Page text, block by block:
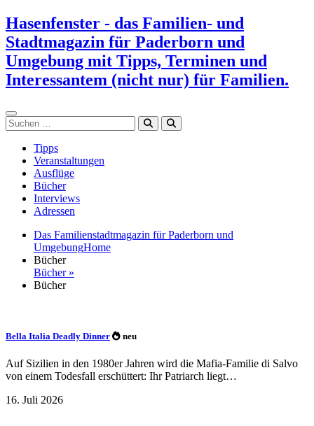
Zum
Inhalt
springen
Hasenfenster - das Familien- und
Stadtmagazin für Paderborn und
Umgebung mit Tipps, Terminen und
Interessantem (nicht nur) für Familien.
Suchen
Tipps
Veranstaltungen
Ausflüge
Bücher
Interviews
Adressen
Das Familienstadtmagazin für Paderborn und
UmgebungHome
Bücher
Bücher »
Bücher
Bella Italia Deadly Dinner neu
Auf Sizilien in den 1980er Jahren wird die Mafia-Familie di Salvo
von einem Todesfall erschüttert: Ihr Patriarch liegt…
16. Juli 2026